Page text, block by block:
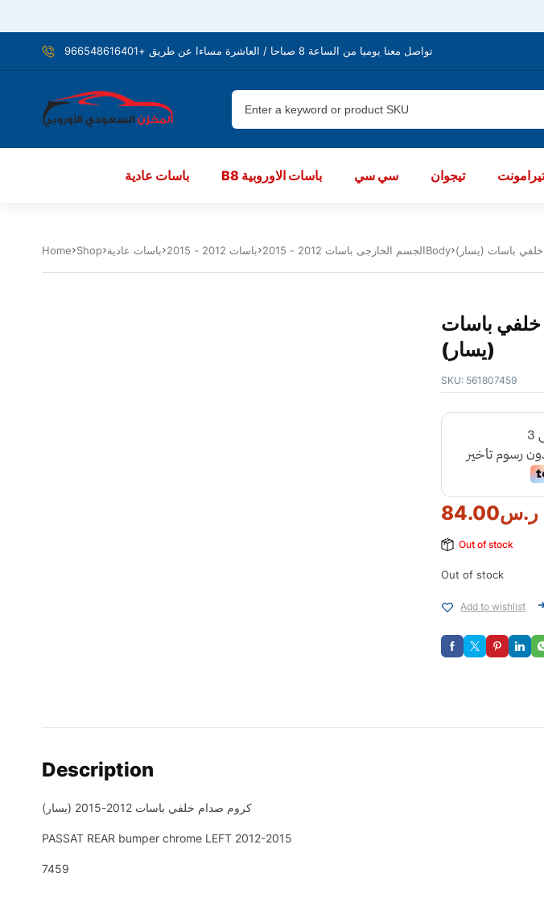
تواصل معنا يوميا من الساعة 8 صباحا / العاشرة مساءا عن طريق +966548616401
باسات عادية B8 باسات الاوروبية سي سي تيجوان تيرامونت
Home Shop باسات عادية باسات 2012 - 2015 الجسم الخارجى باسات 2012 - 2015Body باسات (يسار)
باسات
(يسار)
SKU: 561807459
ر.س84.00
Out of stock
Out of stock
Add to wishlist
Description
كروم صدام خلفي باسات 2012-2015 (يسار)
PASSAT REAR bumper chrome LEFT 2012-2015
7459